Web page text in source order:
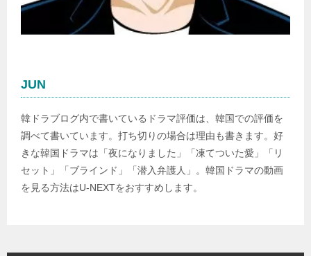
JUN
韓ドラブログ内で書いているドラマ評価は、韓国での評価を
調べて書いています。打ち切りの場合は理由も書きます。好
きな韓国ドラマは「夜になりました」「凍てついた愛」「リ
セット」「ブラインド」「潜入弁護人」。韓国ドラマの動画
を見る方法はU-NEXTをおすすめします。